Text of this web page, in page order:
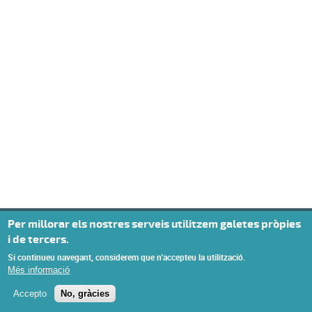
Per millorar els nostres serveis utilitzem galetes pròpies
i de tercers.
Si continueu navegant, considerem que n'accepteu la utilització.
Més informació
Accepto No, gràcies